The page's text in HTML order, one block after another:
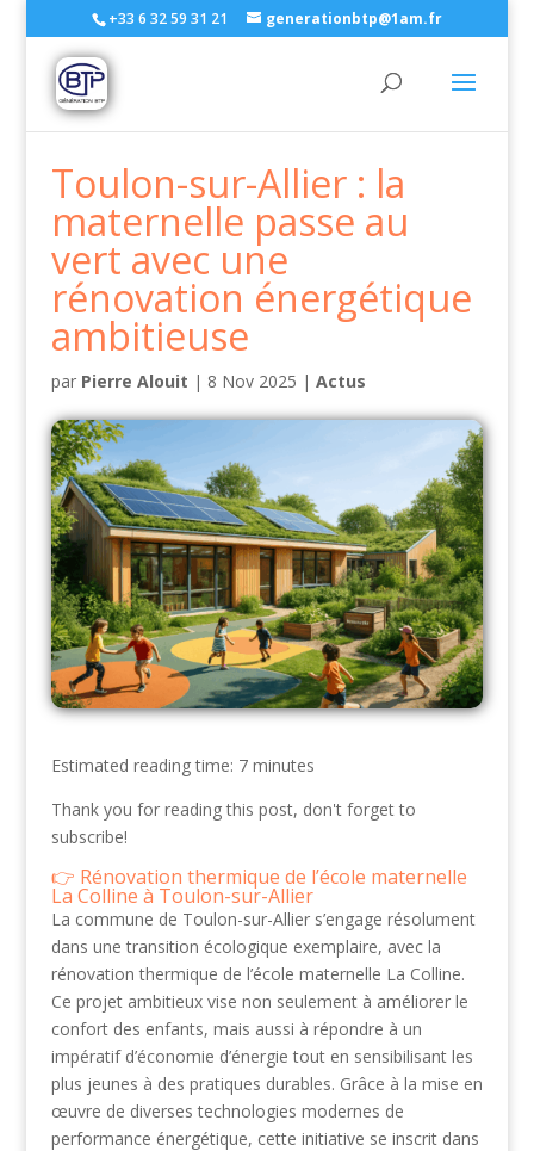
+33 6 32 59 31 21 generationbtp@1am.fr
Toulon-sur-Allier : la
maternelle passe au
vert avec une
rénovation énergétique
ambitieuse
par Pierre Alouit | 8 Nov 2025 | Actus
Estimated reading time: 7 minutes
Thank you for reading this post, don't forget to
subscribe!
Rénovation thermique de l’école maternelle
La Colline à Toulon-sur-Allier
La commune de Toulon-sur-Allier s’engage résolument
dans une transition écologique exemplaire, avec la
rénovation thermique de l’école maternelle La Colline.
Ce projet ambitieux vise non seulement à améliorer le
confort des enfants, mais aussi à répondre à un
impératif d’économie d’énergie tout en sensibilisant les
plus jeunes à des pratiques durables. Grâce à la mise en
œuvre de diverses technologies modernes de
performance énergétique, cette initiative se inscrit dans